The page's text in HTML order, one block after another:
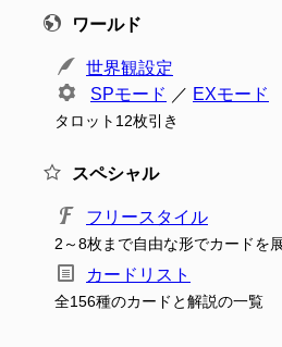
ワールド
世界観設定
SPモード ／ EXモード
タロット12枚引き
スペシャル
フリースタイル
2～8枚まで自由な形でカードを
カードリスト
全156種のカードと解説の一覧